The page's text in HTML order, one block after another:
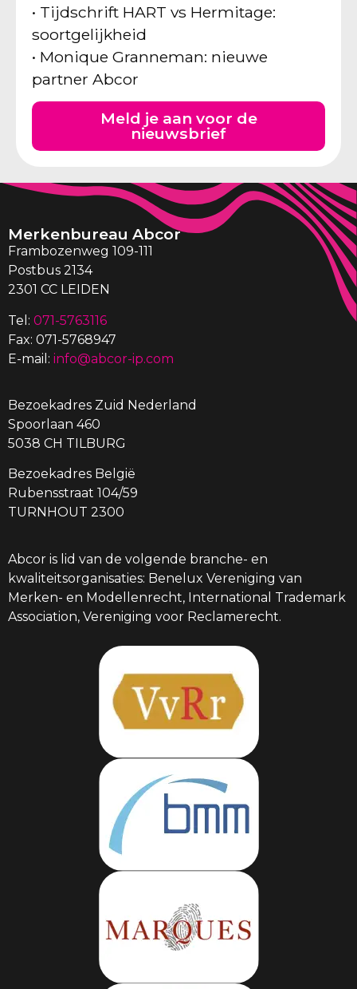
• Tijdschrift HART vs Hermitage:
soortgelijkheid
• Monique Granneman: nieuwe
partner Abcor
Meld je aan voor de
nieuwsbrief
Merkenbureau Abcor
Frambozenweg 109-111
Postbus 2134
2301 CC LEIDEN
Tel: 071-5763116
Fax: 071-5768947
E-mail: info@abcor-ip.com
Bezoekadres Zuid Nederland
Spoorlaan 460
5038 CH TILBURG
Bezoekadres België
Rubensstraat 104/59
TURNHOUT 2300
Abcor is lid van de volgende branche- en
kwaliteitsorganisaties: Benelux Vereniging van
Merken- en Modellenrecht, International Trademark
Association, Vereniging voor Reclamerecht.